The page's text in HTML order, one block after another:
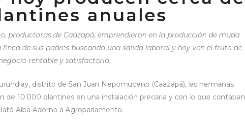
anuales
productoras de Caazapá, emprendieron en la producción de muda
de sus padres buscando una salida laboral y hoy ven el fruto de
rentable y satisfactorio.
distrito de San Juan Nepomuceno (Caazapá), las hermanas
de 10.000 plantines en una instalación precaria y con lo que contaban
Alba Adorno a Agroparlamento.